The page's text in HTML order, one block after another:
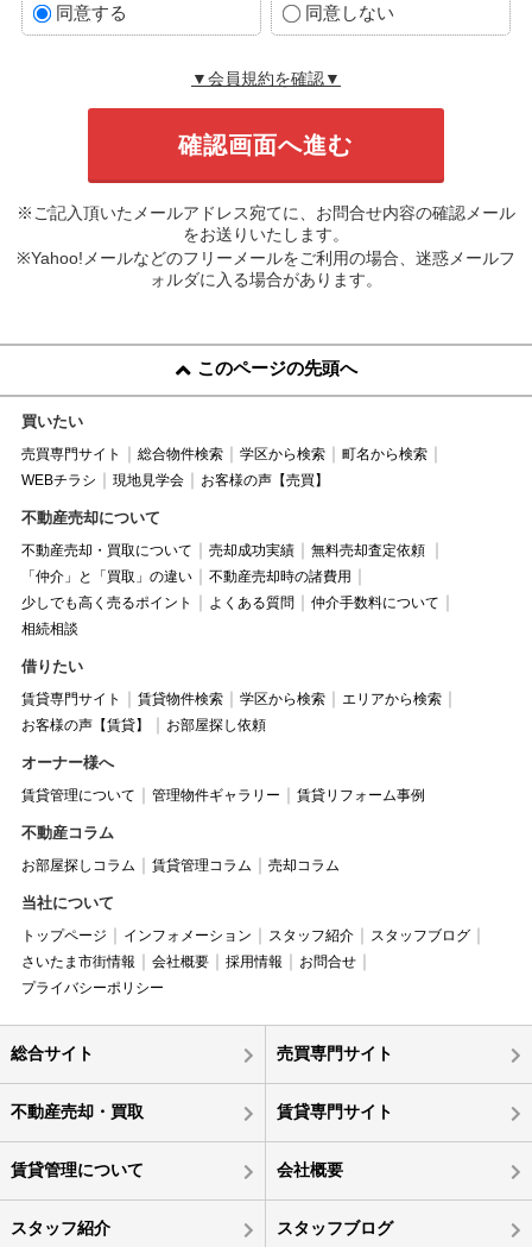
同意する 同意しない
▼会員規約を確認▼
※ご記入頂いたメールアドレス宛てに、お問合せ内容の確認メール
をお送りいたします。
※Yahoo!メールなどのフリーメールをご利用の場合、迷惑メールフ
ォルダに入る場合があります。
このページの先頭へ
買いたい
売買専門サイト 総合物件検索 学区から検索
町名から検索
WEBチラシ
現地見学会 お客様の声【売買】
不動産売却について
不動産売却・買取について 売却成功実績
無料売却査定依頼
「仲介」と「買取」の違い
不動産売却時の諸費用
少しでも高く売るポイント
よくある質問
仲介手数料について
相続相談
借りたい
賃貸専門サイト 賃貸物件検索 学区から検索
エリアから検索
お客様の声【賃貸】
お部屋探し依頼
オーナー様へ
賃貸管理について 管理物件ギャラリー 賃貸リフォーム事例
不動産コラム
お部屋探しコラム 賃貸管理コラム 売却コラム
当社について
トップページ インフォメーション スタッフ紹介
スタッフブログ
さいたま市街情報
会社概要 採用情報
お問合せ
プライバシーポリシー
総合サイト 売買専門サイト
不動産売却・買取 賃貸専門サイト
賃貸管理について 会社概要
スタッフ紹介 スタッフブログ